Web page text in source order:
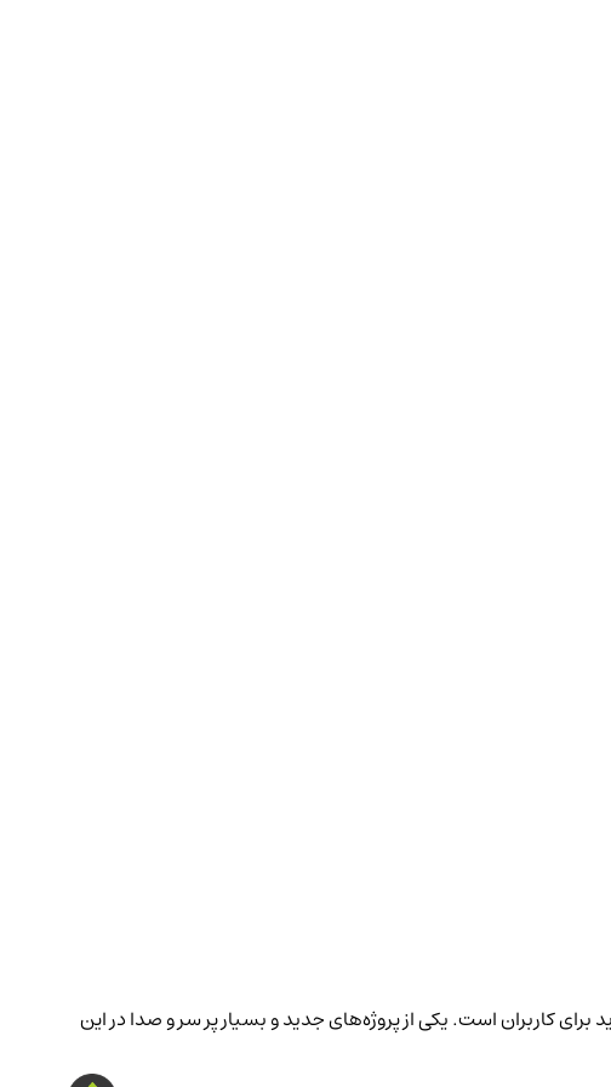
کاربران است. یکی از پروژه‌های جدید و بسیار پر سر و صدا در این